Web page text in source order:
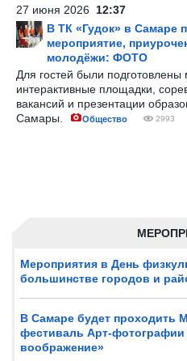
Мероприятия в День
большинстве городов и
В Самаре будет проходить
фестиваль Арт-
воображение»
27 июня 2026 12:37
В ТК «Гудок» в Самаре
мероприятие,
молодёжи: ФОТО
Для гостей были подготовлены
интерактивные площадки,
вакансий и презентации
Самары.
Общество 2993